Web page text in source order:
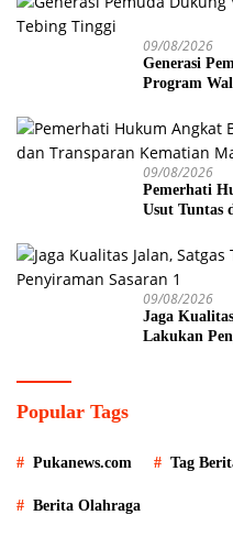
09/08/2026
Generasi
Program
09/08/2026
Pemerhati
Usut Tuntas
09/08/2026
Jaga
Lakukan
Popular Tags
Pukanews.com Tag
Berita Olahraga